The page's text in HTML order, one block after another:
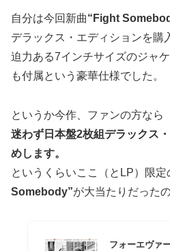
自分は今回新曲“Fight
デラックス・エディションを購
迫力ある7インチサイズのジャ
も付属という豪華仕様でした。
というか今作、ファンの方なら
迷わず日本盤2枚組デラックス
めします。
というくらいここ（とLP）限定
Somebody”が大当たりだった
フォーエヴァ